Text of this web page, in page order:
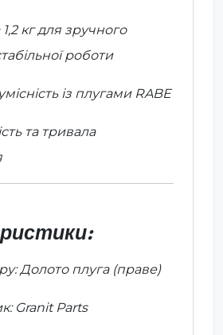
кг для зручного
роботи
із плугами RABE
та тривала
Долото плуга (праве)
Granit Parts